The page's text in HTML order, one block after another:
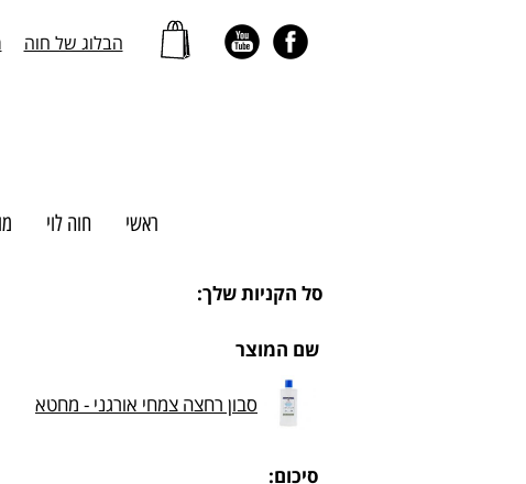
הבלוג של חוה
ראשי חוה לוי
סל הקניות שלך:
שם המוצר
סבון רחצה צמחי אורגני - מחטא
סיכום: